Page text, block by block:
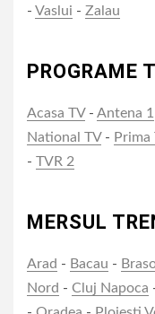
- Vaslui - Zalau
PROGRAME
Acasa TV- Antena 1
National TV- Prima
- TVR 2
MERSUL
Arad - Bacau -
Nord - Cluj Napoca